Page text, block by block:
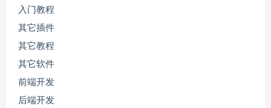
入门教程
其它插件
其它教程
其它软件
前端开发
后端开发